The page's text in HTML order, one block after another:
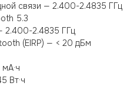
связи — 2.400-2.4835 ГГц
5.3
2.400-2.4835 ГГц
(EIRP) — < 20 дБм
Вт·ч